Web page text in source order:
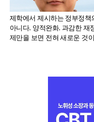
제학에서 제시하는 정부정
아니다. 양적완화. 과감한 재
제만을 보면 전혀 새로운 것